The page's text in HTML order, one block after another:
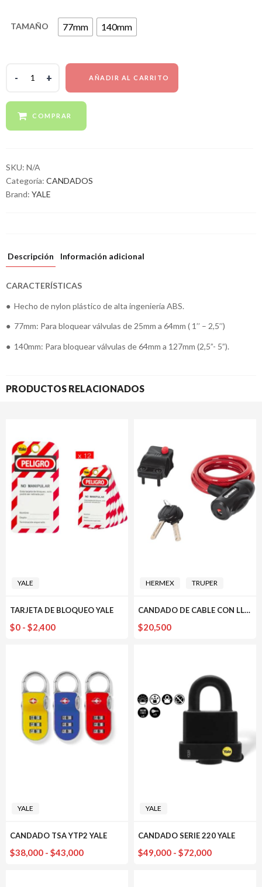
TAMAÑO 77mm 140mm
AÑADIR AL CARRITO
COMPRAR
SKU: N/A
Categoría: CANDADOS
Brand: YALE
Descripción Información adicional
CARACTERÍSTICAS
● Hecho de nylon plástico de alta ingeniería ABS.
● 77mm: Para bloquear válvulas de 25mm a 64mm ( 1’’ – 2,5’’)
● 140mm: Para bloquear válvulas de 64mm a 127mm (2,5”- 5”).
PRODUCTOS RELACIONADOS
YALE
TARJETA DE BLOQUEO YALE
$0 - $2,400Rango
desde
$0
hasta
$2,400
HERMEX TRUPER
CANDADO DE CABLE CON LLAVE 10 MM X 1.0 M HERMEX
$20,500
YALE
CANDADO TSA YTP2 YALE
$38,000 - $43,000Rango
YALE
CANDADO SERIE 220 YALE
$49,000 - $72,000Rango